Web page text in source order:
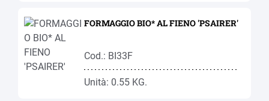
FORMAGGIO BIO* AL FIENO 'PSAIRER'
Cod.: BI33F
Unità: 0.55 KG.